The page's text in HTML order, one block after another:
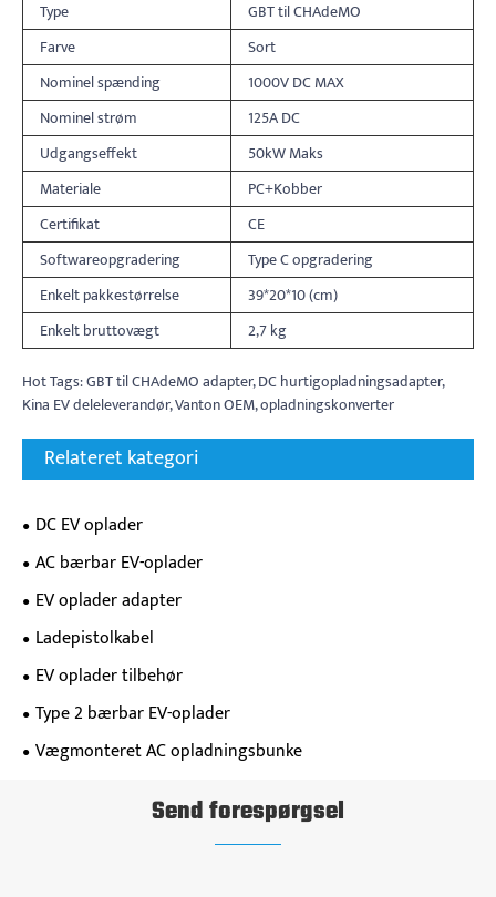
Type
GBT til CHAdeMO
Farve
Sort
Nominel spænding
1000V DC MAX
Nominel strøm
125A DC
Udgangseffekt
50kW Maks
Materiale
PC+Kobber
Certifikat
CE
Softwareopgradering
Type C opgradering
Enkelt pakkestørrelse
39*20*10 (cm)
Enkelt bruttovægt
2,7 kg
Hot Tags: GBT til CHAdeMO adapter, DC hurtigopladningsadapter,
Kina EV deleleverandør, Vanton OEM, opladningskonverter
Relateret kategori
DC EV oplader
AC bærbar EV-oplader
EV oplader adapter
Ladepistolkabel
EV oplader tilbehør
Type 2 bærbar EV-oplader
Vægmonteret AC opladningsbunke
Send forespørgsel